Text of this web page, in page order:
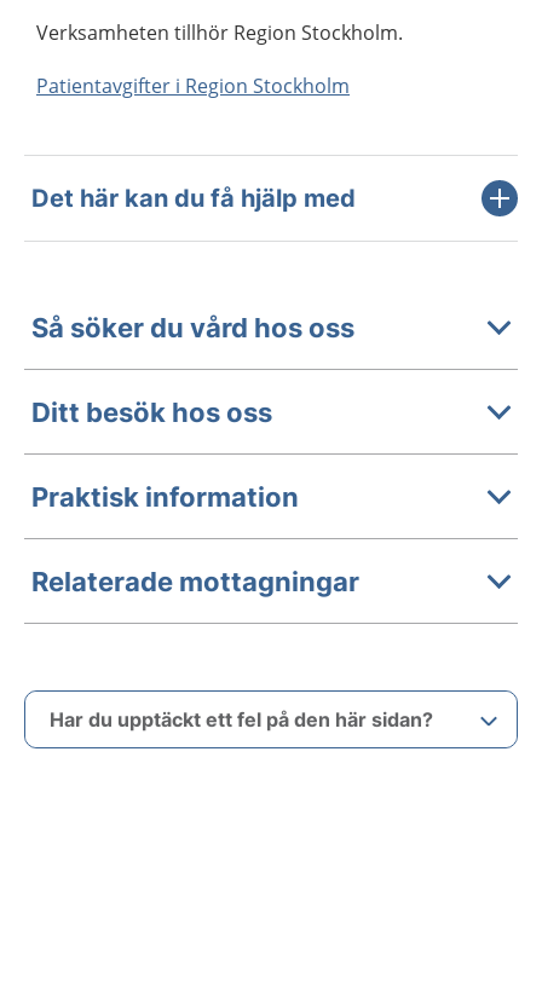
Verksamheten tillhör Region Stockholm.
Patientavgifter i Region Stockholm
Det här kan du få hjälp med
Så söker du vård hos oss
Ditt besök hos oss
Praktisk information
Relaterade mottagningar
Har du upptäckt ett fel på den här sidan?